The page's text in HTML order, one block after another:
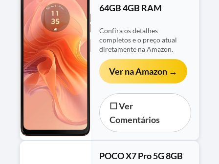
64GB 4GB RAM
Confira os detalhes
completos e o preço atual
diretamente na Amazon.
Ver na Amazon →
☐ Ver
Comentários
POCO X7 Pro 5G 8GB